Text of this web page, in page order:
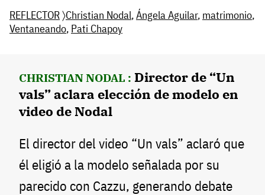
REFLECTOR〉Christian Nodal,Ángela Aguilar, matrimonio,
Ventaneando, Pati Chapoy
CHRISTIAN NODAL : Director de “Un
vals” aclara elección de modelo en
video de Nodal
El director del video “Un vals” aclaró que
él eligió a la modelo señalada por su
parecido con Cazzu, generando debate